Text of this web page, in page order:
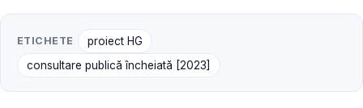
ETICHETE
proiect HG
consultare publică încheiată [2023]